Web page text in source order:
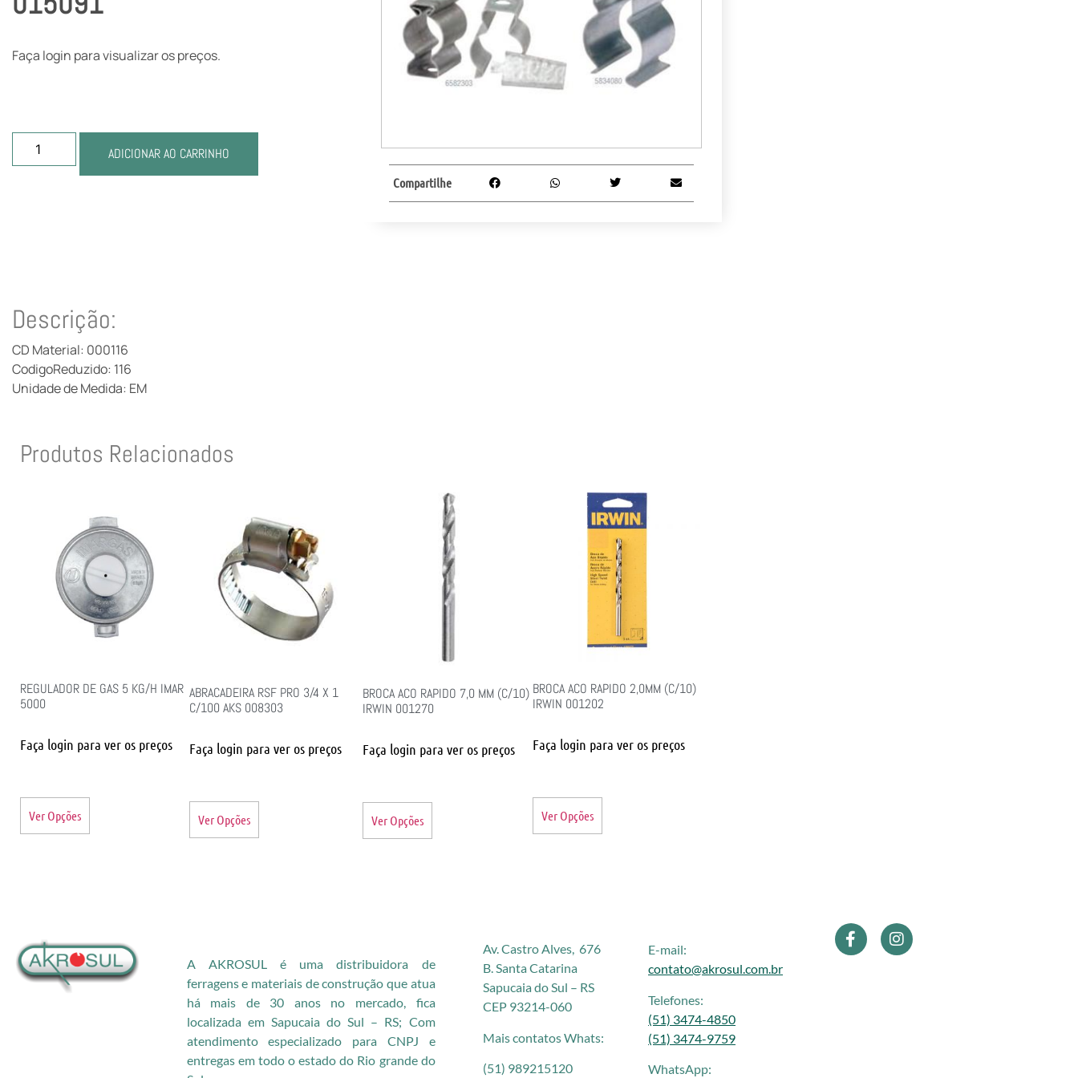
Faça login para visualizar os preços.
ADICIONAR AO CARRINHO
Compartilhe
Descrição:
CD Material: 000116
CodigoReduzido: 116
Unidade de Medida: EM
Produtos Relacionados
REGULADOR DE GAS 5 KG/H IMAR
5000
Faça login para ver os preços
Ver Opções
ABRACADEIRA RSF PRO 3/4 X 1
C/100 AKS 008303
Faça login para ver os preços
Ver Opções
BROCA ACO RAPIDO 7,0 MM (C/10)
IRWIN 001270
Faça login para ver os preços
Ver Opções
BROCA ACO RAPIDO 2,0MM (C/10)
IRWIN 001202
Faça login para ver os preços
Ver Opções
A AKROSUL é uma distribuidora de
ferragens e materiais de construção que atua
há mais de 30 anos no mercado, fica
localizada em Sapucaia do Sul – RS; Com
atendimento especializado para CNPJ e
entregas em todo o estado do Rio grande do
Av. Castro Alves, 676
B. Santa Catarina
Sapucaia do Sul – RS
CEP 93214-060
Mais contatos Whats:
(51) 989215120
E-mail:
contato@akrosul.com.br
Telefones:
(51) 3474-4850
(51) 3474-9759
WhatsApp: